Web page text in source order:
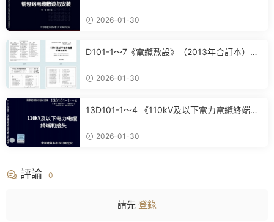
2026-01-30
D101-1～7《電纜敷設》（2013年合訂本）百
2026-01-30
13D101-1～4 《110kV及以下電力電纜終端和
載 2026-01-30
評論 0
請先 登錄